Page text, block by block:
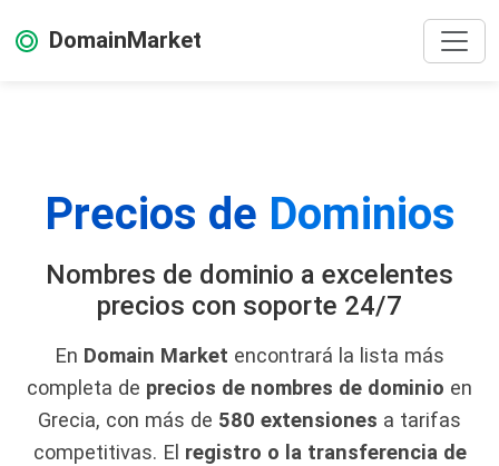
DomainMarket
Precios de Dominios
Nombres de dominio a excelentes
precios con soporte 24/7
En Domain Market encontrará la lista más
completa de precios de nombres de dominio en
Grecia, con más de 580 extensiones a tarifas
competitivas. El registro o la transferencia de